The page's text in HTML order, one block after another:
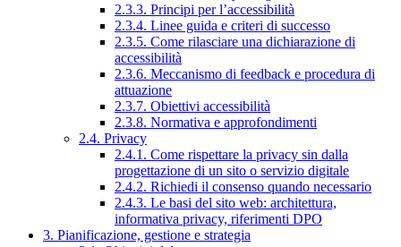
2.3.3. Principi per l’accessibilità
2.3.4. Linee guida e criteri di successo
2.3.5. Come rilasciare una dichiarazione di
accessibilità
2.3.6. Meccanismo di feedback e procedura di
attuazione
2.3.7. Obiettivi accessibilità
2.3.8. Normativa e approfondimenti
2.4. Privacy
2.4.1. Come rispettare la privacy sin dalla
progettazione di un sito o servizio digitale
2.4.2. Richiedi il consenso quando necessario
2.4.3. Le basi del sito web: architettura,
informativa privacy, riferimenti DPO
3. Pianificazione, gestione e strategia